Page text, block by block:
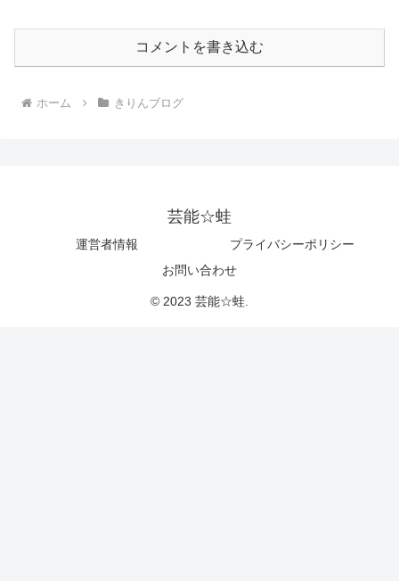
コメントを書き込む
ホーム きりんブログ
芸能☆蛙
運営者情報
プライバシーポリシー
お問い合わせ
© 2023 芸能☆蛙.